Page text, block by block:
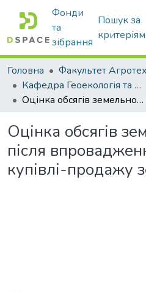
Фонди
та
зібрання
Пошук за
Головна
Кафедра Геоекологія та землеустрій
Оцінка обсягів земельної оренди після впровадження ринку купівлі-продажу землі
Оцінка обсягів
після
купівлі-продажу